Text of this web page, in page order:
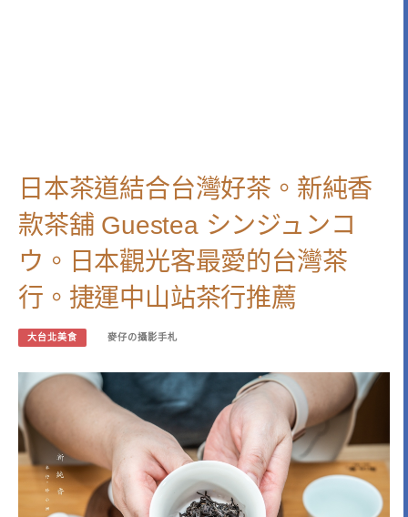
日本茶道結合台灣好茶。新純香
款茶舖 Guestea シンジュンコ
ウ。日本觀光客最愛的台灣茶
行。捷運中山站茶行推薦
大台北美食 麥仔の攝影手札